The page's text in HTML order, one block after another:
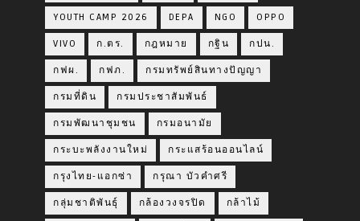
YOUTH CAMP 2026 DEPA NGO OPPO
VIVO ก.ตร. กฎหมาย กฐิน กปน.
กฟผ. กฟภ. กรมทรัพย์สินทางปัญญา
กรมที่ดิน กรมประชาสัมพันธ์
กรมพัฒนาชุมชน กรมอนามัย
กระบะพลังงานใหม่ กระแสร้อนออนไลน์
กรุงไทย-แอกซ่า กรุณา บัวคำศรี
กลุ่มชาติพันธุ์ กล้องวงจรปิด กล้าไม้